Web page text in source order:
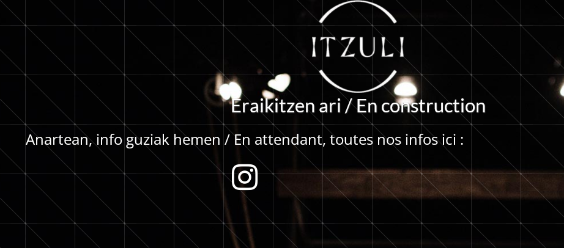
Eraikitzen ari/En construction
Anartean, info guziak hemen / En attendant, toutes nos infos ici :